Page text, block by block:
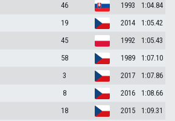
46 1993
1:04.84
19 2014
1:05.42
45 1992
1:05.43
58 1989
1:07.10
3 2017
1:07.86
8 2016
1:08.66
18 2015
1:09.31